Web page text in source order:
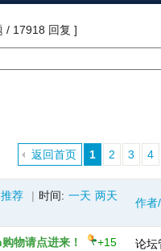
/ 17918 回复 ]
1 2 3 4
返回首页
推荐 | 时间: 一天 两天
作者
物请点进来！
+15
论坛